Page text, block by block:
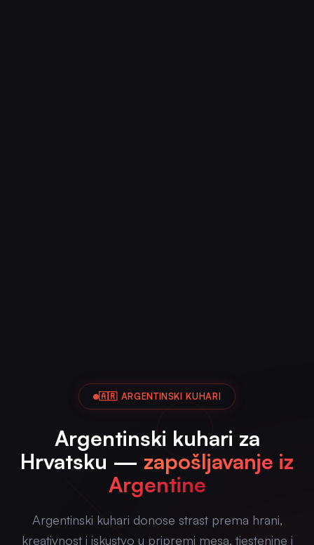
🇦🇷 ARGENTINSKI KUHARI
Argentinski kuhari za
Hrvatsku — zapošljavanje iz
Argentine
Argentinski kuhari donose strast prema hrani,
kreativnost i iskustvo u pripremi mesa, tjestenine i